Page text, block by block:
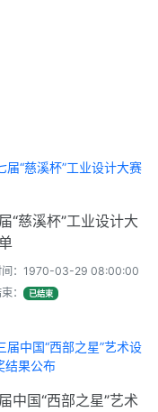
“慈溪杯”工业设计大
间：1970-03-29 08:00:00
：
已结束
中国“西部之星”艺术